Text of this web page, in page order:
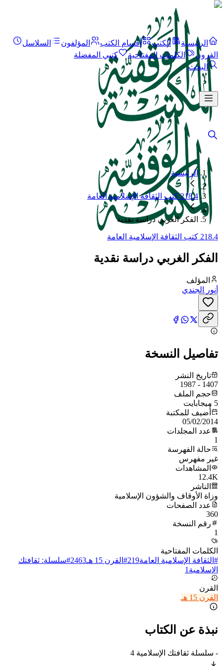
الرئيسية الكتب أقسام الكتب المؤلفون
السلاسل
القرون
الكلمات المفتاحية
كتبي المفضلة
البحث
الرئيسية
218.4 كتب الثقافة الإسلامية العامة
الفكر الغربي دراسة نقدية
218.4 كتب الثقافة الإسلامية العامة
الفكر الغربي دراسة نقدية
المؤلف
أنور الجندي
تفاصيل النسخة
تاريخ النشر
1407 - 1987
حجم الملف
5 ميجابايت
أُضيف للمكتبة
05/02/2014
عدد المجلدات
1
حالة الفهرسة
غير مفهرس
المشاهدات
12.4K
الناشر
وزاة الأوقاف والشؤون الإسلامية
عدد الصفحات
360
رقم النسخة
1
الكلمات المفتاحية
# الثقافة الإسلامية العامة219
# القرن 15 هـ 2463
#سلسلة: ثقافتك
الإسلامية 1
القرن
القرن 15 هـ
نبذة عن الكتاب
- سلسلة ثقافتك الإسلامية 4